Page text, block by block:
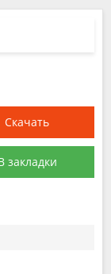
Скачать
закладки